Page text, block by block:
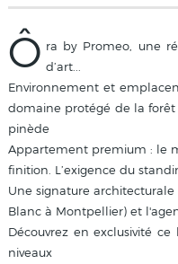
Ô ra by Promeo, une
d’art...
Environnement et
domaine protégé de la forêt
pinède
Appartement premium : le
finition. L’exigence du
Une signature architecturale
Blanc à Montpellier) et
Découvrez en exclusivité
niveaux